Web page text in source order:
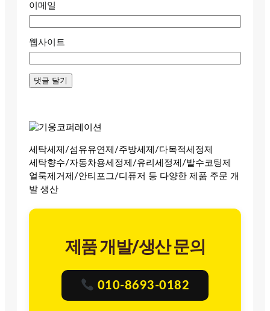
이메일
웹사이트
세탁세제/섬유유연제/주방세제/다목적세정제
세탁향수/자동차용세정제/유리세정제/발수코팅제
얼룩제거제/안티포그/디퓨저 등 다양한 제품 주문 개
발 생산
제품 개발/생산 문의
010-8693-0182